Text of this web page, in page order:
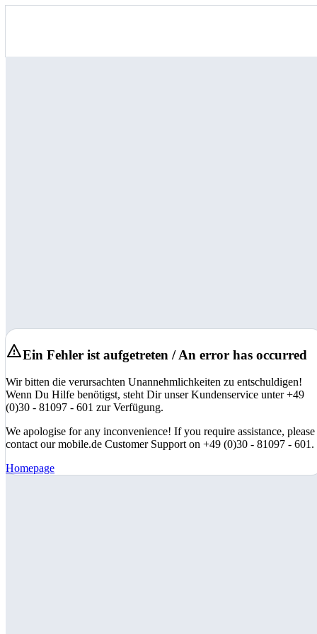
Ein Fehler ist aufgetreten / An error has occurred
Wir bitten die verursachten Unannehmlichkeiten zu entschuldigen!
Wenn Du Hilfe benötigst, steht Dir unser Kundenservice unter +49
(0)30 - 81097 - 601 zur Verfügung.
We apologise for any inconvenience! If you require assistance, please
contact our mobile.de Customer Support on +49 (0)30 - 81097 - 601.
Homepage